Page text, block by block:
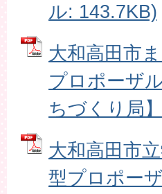
ル: 143.7KB)
大和高田市
プロポーザ
ちづくり局
大和高田市
型プロポー